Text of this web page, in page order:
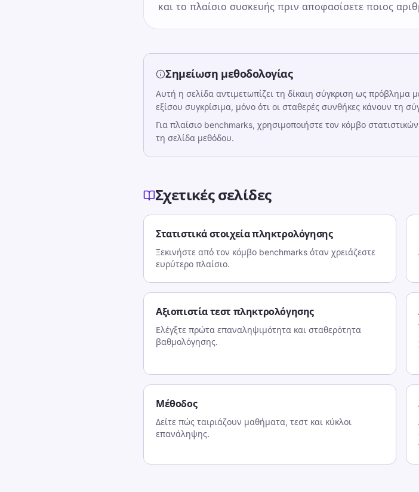
και το πλαίσιο συσκευής πριν αποφασίσετε ποιος
Σημείωση μεθοδολογίας
Αυτή η σελίδα αντιμετωπίζει τη δίκαιη σύγκριση ως πρόβλημα
εξίσου συγκρίσιμα, μόνο ότι οι σταθερές συνθήκες κάνουν τη
Για πλαίσιο benchmarks, χρησιμοποιήστε τον κόμβο
τη σελίδα μεθόδου.
Σχετικές σελίδες
Στατιστικά στοιχεία πληκτρολόγησης
Ξεκινήστε από τον κόμβο benchmarks όταν χρειάζεστε
ευρύτερο πλαίσιο.
Αξιοπιστία τεστ πληκτρολόγησης
Ελέγξτε πρώτα επαναληψιμότητα και σταθερότητα
βαθμολόγησης.
Μέθοδος
Δείτε πώς ταιριάζουν μαθήματα, τεστ και κύκλοι
επανάληψης.